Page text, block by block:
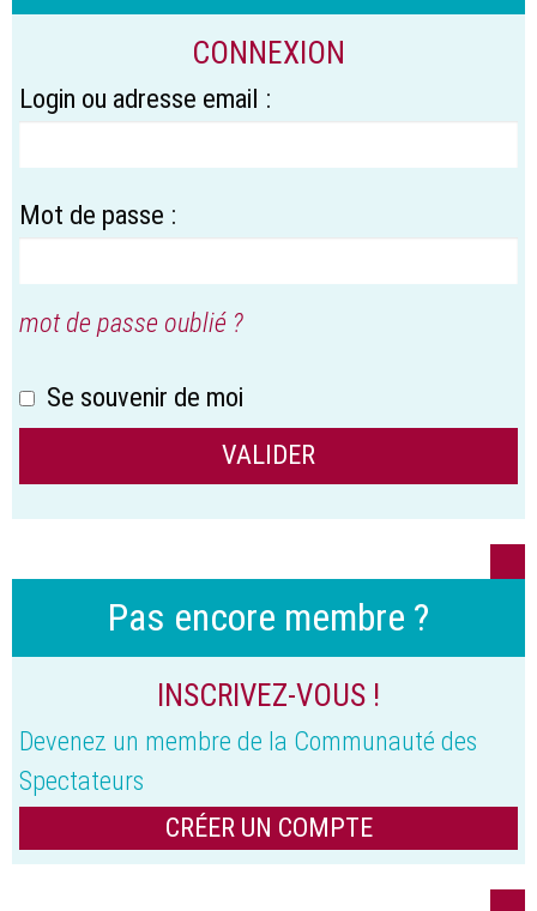
CONNEXION
Login ou adresse email :
Mot de passe :
mot de passe oublié ?
Se souvenir de moi
Pas encore membre ?
INSCRIVEZ-VOUS !
Devenez un membre de la Communauté des
Spectateurs
CRÉER UN COMPTE